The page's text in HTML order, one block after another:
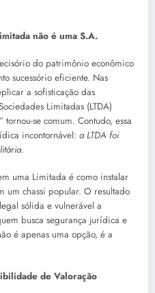
não é uma S.A.
do patrimônio econômico
sucessório eficiente. Nas
a sofisticação das
Limitadas (LTDA)
se comum. Contudo, essa
incontornável: a LTDA foi
uma Limitada é como instalar
um chassi popular. O resultado
sólida e vulnerável a
busca segurança jurídica e
é apenas uma opção, é a
de Valoração